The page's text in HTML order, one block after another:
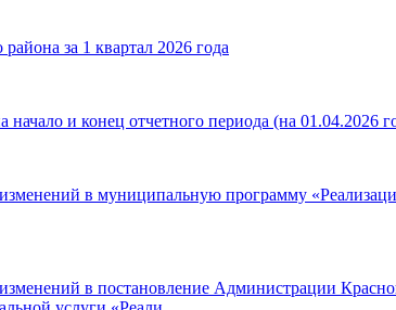
за 1 квартал 2026 года
и конец отчетного периода (на 01.04.2026
в муниципальную программу
в постановление Администрации